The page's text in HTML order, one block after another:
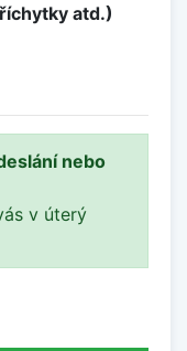
atd.)
nebo
v úterý